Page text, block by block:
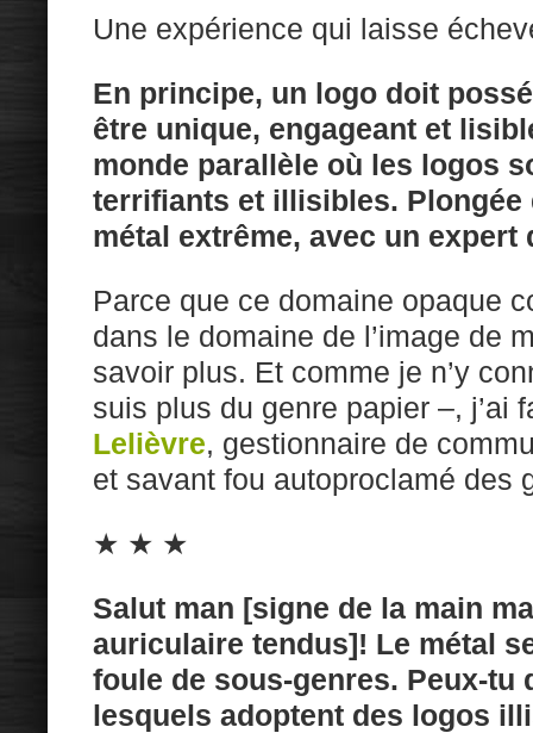
Une expérience qui laisse
En principe, un logo doit
être unique, engageant et
monde parallèle où les logos
terrifiants et illisibles. Plongée
métal extrême, avec un expert
Parce que ce domaine opaque
dans le domaine de l’image de
savoir plus. Et comme je n’y
suis plus du genre papier –, j’ai
Lelièvre, gestionnaire de
et savant fou autoproclamé des
★ ★ ★
Salut man [signe de la main
auriculaire tendus]! Le métal
foule de sous-genres. Peux-tu
lesquels adoptent des logos